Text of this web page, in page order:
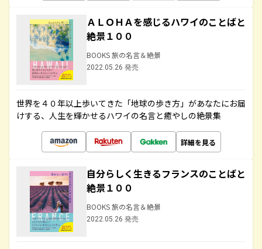
ＡＬＯＨＡを感じるハワイのことばと
絶景１００
BOOKS 旅の名言＆絶景
2022.05.26 発売
世界を４０年以上歩いてきた「地球の歩き方」があなたにお届
けする、人生を輝かせるハワイの名言と癒やしの絶景集
詳細を見る
自分らしく生きるフランスのことばと
絶景１００
BOOKS 旅の名言＆絶景
2022.05.26 発売